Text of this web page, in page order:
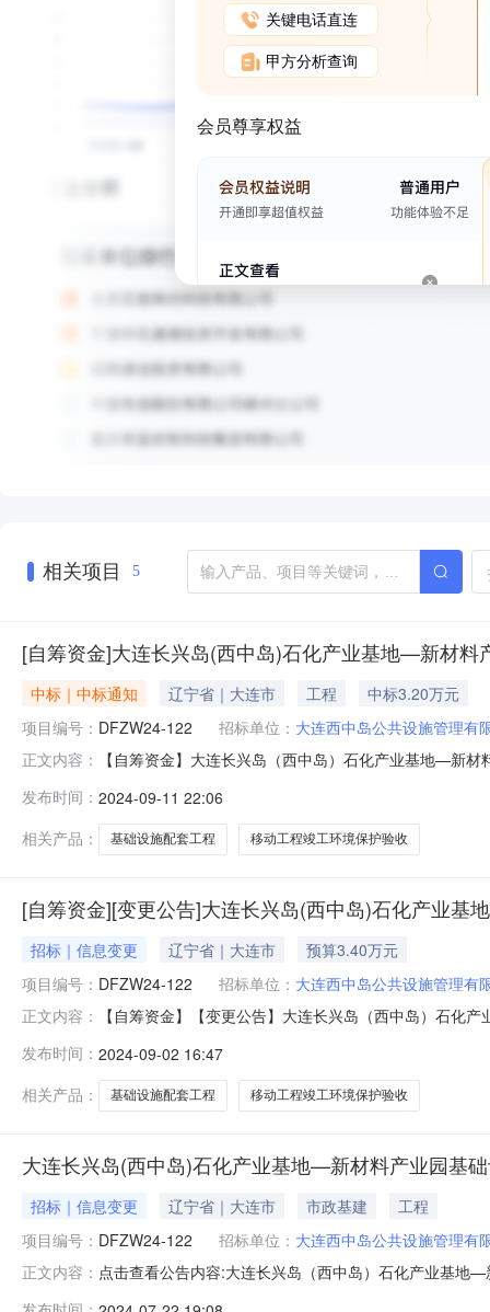
关键电话直连
甲方分析查询
会员尊享权益
相关项目 5
[自筹资金]大连长兴岛(西中岛)石化产业基地—新材
中标｜中标通知 辽宁省｜大连市 工程
中标3.20万元
项目编号： DFZW24-122 招标单位： 大连西中岛公共设施管理有
正文内容：
【自筹资金】大连长兴岛（西中岛）石化产业基地—新
名称：大连长兴岛（西中岛）石化产业基地—新材料产
公司供应商地址：辽宁省大连市
发布时间： 2024-09-11 22:06
相关产品：
基础设施配套工程 移动工程竣工环境保护验收
[自筹资金][变更公告]大连长兴岛(西中岛)石化产业
招标｜信息变更 辽宁省｜大连市
预算3.40万元
项目编号： DFZW24-122 招标单位： 大连西中岛公共设施管理有
正文内容：
【自筹资金】【变更公告】大连长兴岛（西中岛）石化
岛）石化产业基地—新材料产业园基础设施配套工程—热
正内容：1.本项目提交响应文件截
发布时间： 2024-09-02 16:47
相关产品：
基础设施配套工程 移动工程竣工环境保护验收
大连长兴岛(西中岛)石化产业基地—新材料产业园基
招标｜信息变更 辽宁省｜大连市 市政基建
工程
项目编号： DFZW24-122 招标单位： 大连西中岛公共设施管理有
正文内容： 点击查看公告内容:大连长兴岛（西中岛）石化产业基地